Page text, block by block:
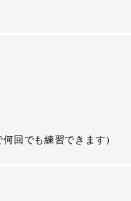
回でも練習できます）